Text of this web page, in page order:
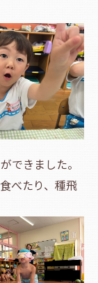
できました。
べたり、種飛